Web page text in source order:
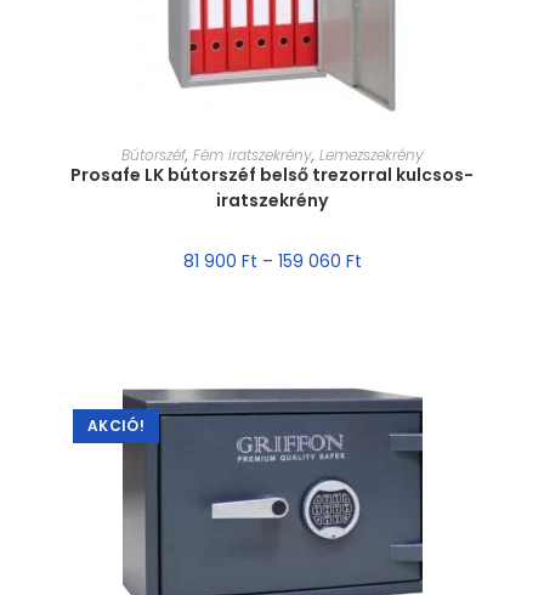
MÉRET VÁLASZTÁSA
Bútorszéf, Fém iratszekrény, Lemezszekrény
Prosafe LK bútorszéf belső trezorral kulcsos-
iratszekrény
81 900 Ft – 159 060 Ft
AKCIÓ!